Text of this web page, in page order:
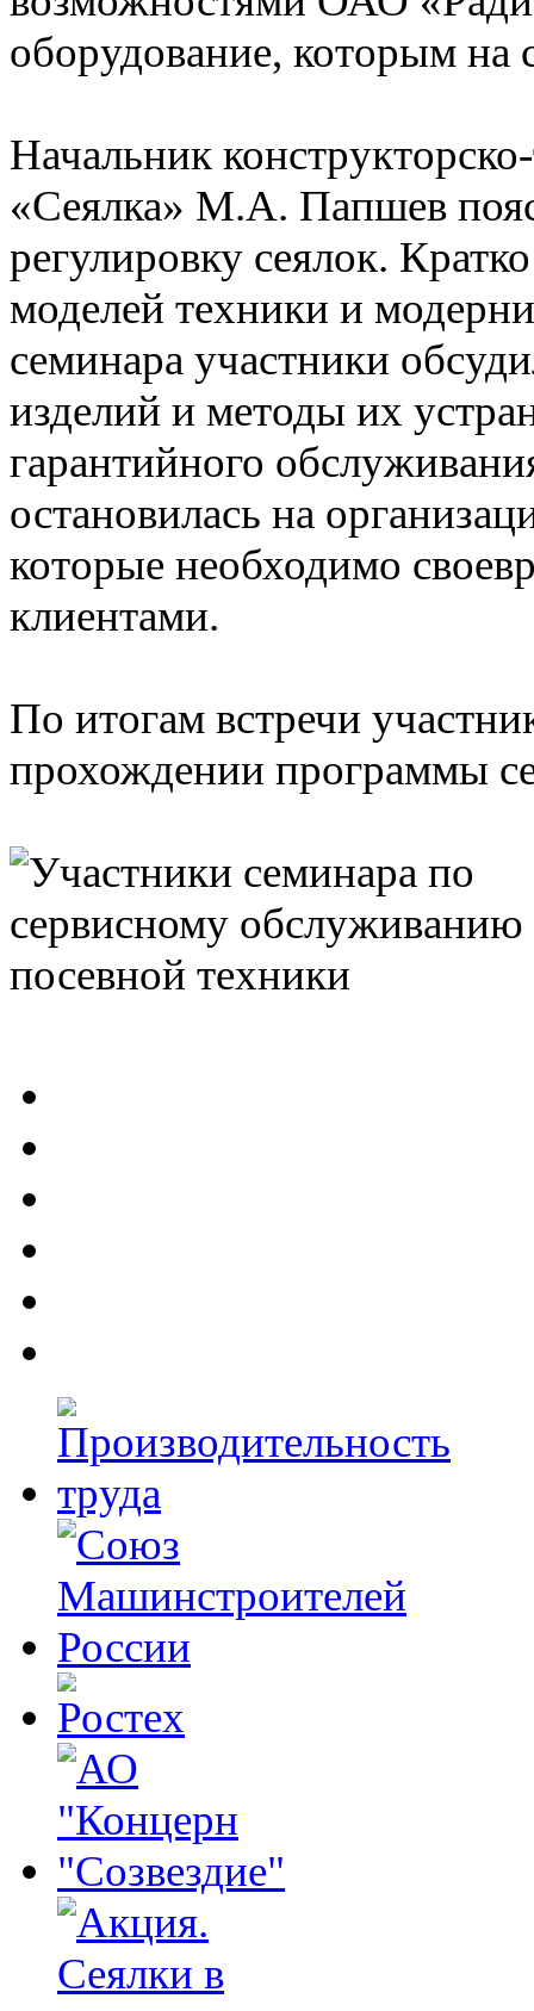
оборудование, которым
Начальник
«Сеялка» М.А. Папшев
регулировку сеялок.
моделей техники и
семинара участники
изделий и методы их
гарантийного
остановилась на
которые необходимо
клиентами.
По итогам встречи
прохождении программы